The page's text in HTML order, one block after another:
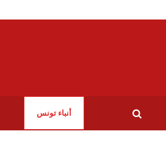
Vernissage de l’exposition « Femmes pour
أنباء تونس